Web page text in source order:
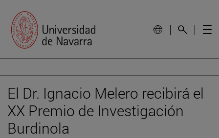
El Dr. Ignacio Melero recibirá el
XX Premio de Investigación
Burdinola